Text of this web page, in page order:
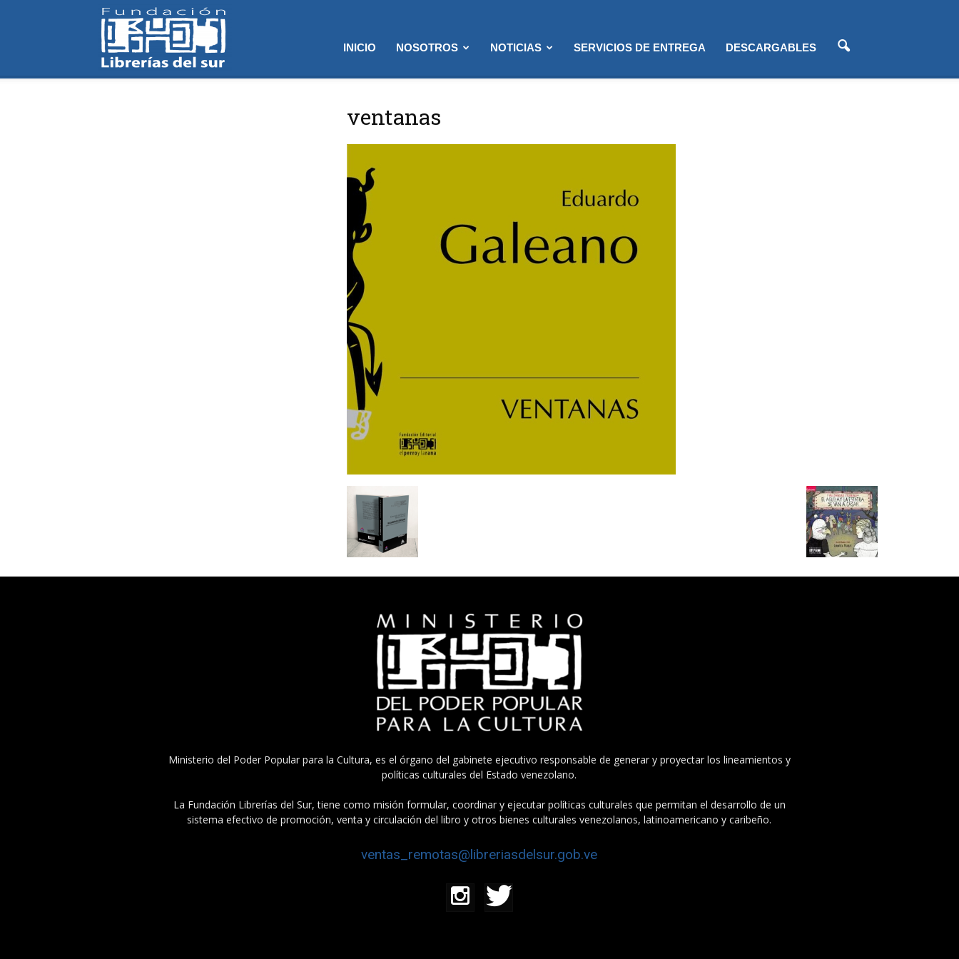
INICIO NOSOTROS NOTICIAS SERVICIOS DE ENTREGA DESCARGABLES
ventanas
Ministerio del Poder Popular para la Cultura, es el órgano del gabinete ejecutivo responsable de generar y proyectar los lineamientos y
políticas culturales del Estado venezolano.
La Fundación Librerías del Sur, tiene como misión formular, coordinar y ejecutar políticas culturales que permitan el desarrollo de un
sistema efectivo de promoción, venta y circulación del libro y otros bienes culturales venezolanos, latinoamericano y caribeño.
ventas_remotas@libreriasdelsur.gob.ve